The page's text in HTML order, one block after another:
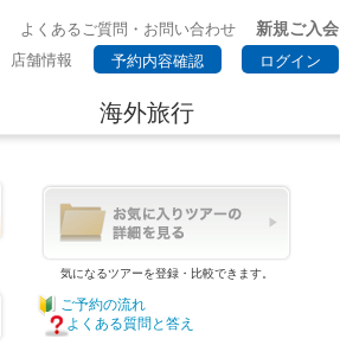
よくあるご質問・お問い合わせ
新規ご入会
店舗情報 予約内容確認 ログイン
海外旅行
気になるツアーを登録・比較できます。
ご予約の流れ
よくある質問と答え